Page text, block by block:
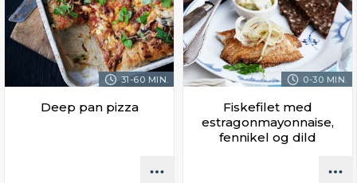
31-60 MIN.
Deep pan pizza
0-30 MIN.
Fiskefilet med
estragonmayonnaise,
fennikel og dild